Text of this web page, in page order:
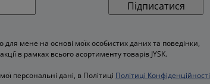
Підписатися
мене на основі моїх особистих даних та поведінки,
в рамках всього асортименту товарів JYSK.
персональні дані, в Політиці Політиці Конфіденційності